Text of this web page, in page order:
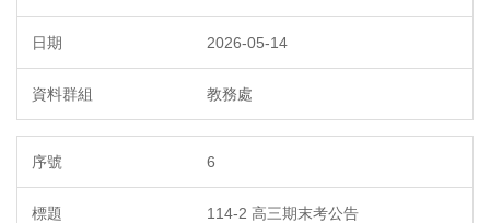
2026-05-14
教務處
6
114-2 高三期末考公告